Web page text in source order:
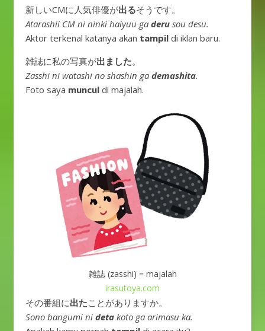
新しいCMに人気俳優が出るそうです。
Atarashii CM ni ninki haiyuu ga deru sou desu.
Aktor terkenal katanya akan tampil di iklan baru.
雑誌に私の写真が出ました。
Zasshi ni watashi no shashin ga demashita.
Foto saya muncul di majalah.
雑誌 (zasshi) = majalah
irasutoya.com
その番組に出たことがありますか。
Sono bangumi ni deta koto ga arimasu ka.